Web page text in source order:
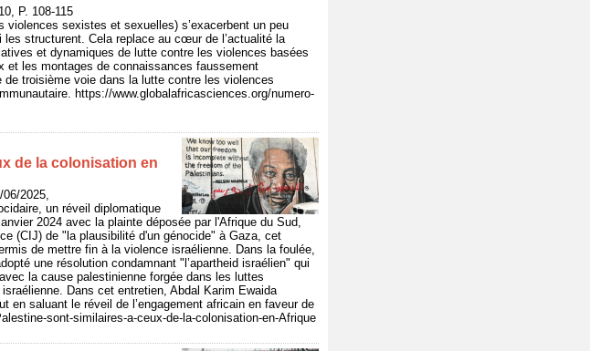
P. 108-115
violences sexistes et sexuelles) s’exacerbent un peu
structurent. Cela replace au cœur de l’actualité la
et dynamiques de lutte contre les violences basées
et les montages de connaissances faussement
troisième voie dans la lutte contre les violences
https://www.globalafricasciences.org/numero-
de la colonisation en
2025,
un réveil diplomatique
2024 avec la plainte déposée par l'Afrique du Sud,
(CIJ) de "la plausibilité d'un génocide" à Gaza, cet
de mettre fin à la violence israélienne. Dans la foulée,
une résolution condamnant "l’apartheid israélien" qui
la cause palestinienne forgée dans les luttes
Dans cet entretien, Abdal Karim Ewaida
saluant le réveil de l’engagement africain en faveur de
sont-similaires-a-ceux-de-la-colonisation-en-Afrique